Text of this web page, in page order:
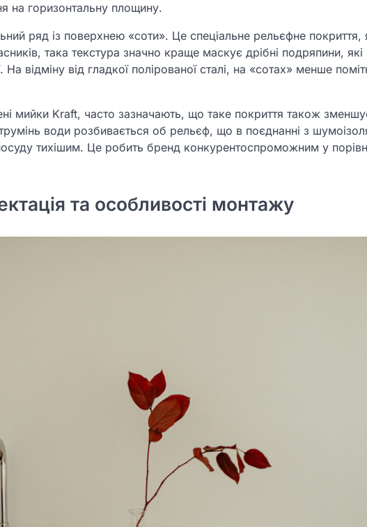
на горизонтальну площину.
ряд із поверхнею «соти». Це спеціальне рельєфне покриття,
така текстура значно краще маскує дрібні подряпини,
На відміну від гладкої полірованої сталі, на «сотах» менше
мийки Kraft, часто зазначають, що таке покриття також
води розбивається об рельєф, що в поєднанні з
тихішим. Це робить бренд конкурентоспроможним у
та особливості монтажу